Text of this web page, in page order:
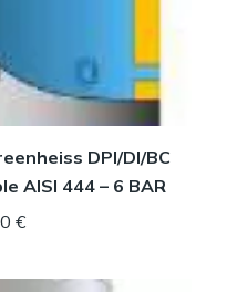
DPI/DI/BC
AISI 444 – 6 BAR
€